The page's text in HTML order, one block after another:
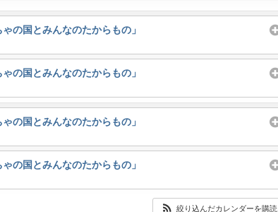
の国とみんなのたからもの」
の国とみんなのたからもの」
の国とみんなのたからもの」
の国とみんなのたからもの」
絞り込んだカレンダーを購読